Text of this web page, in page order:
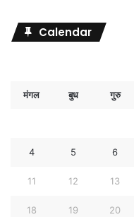
Calendar
मंगल बुध गुरु
4 5 6
11 12 13
18 19 20